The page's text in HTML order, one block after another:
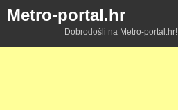
Metro-portal.hr
Dobrodošli na Metro-portal.hr!